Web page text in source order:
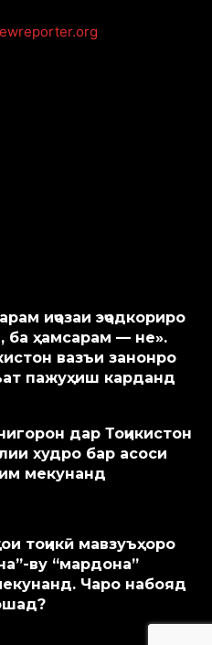
иҷозаи эҷодкориро
ба ҳамсарам — не».
вазъи занонро
пажуҳиш карданд
дар Тоҷикистон
худро бар асоси
мекунанд
тоҷикӣ мавзуъҳоро
ву “мардона”
Чаро набояд